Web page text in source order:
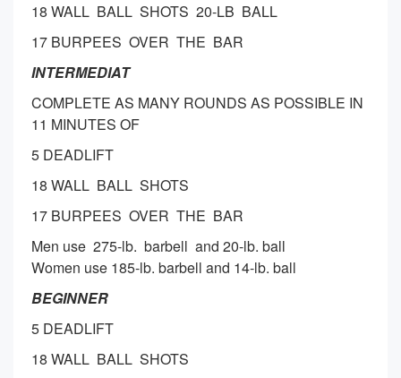
18 WALL BALL SHOTS 20-LB BALL
17 BURPEES OVER THE BAR
INTERMEDIAT
COMPLETE AS MANY ROUNDS AS POSSIBLE IN
11 MINUTES OF
5 DEADLIFT
18 WALL BALL SHOTS
17 BURPEES OVER THE BAR
Men use 275-lb. barbell and 20-lb. ball
Women use 185-lb. barbell and 14-lb. ball
BEGINNER
5 DEADLIFT
18 WALL BALL SHOTS